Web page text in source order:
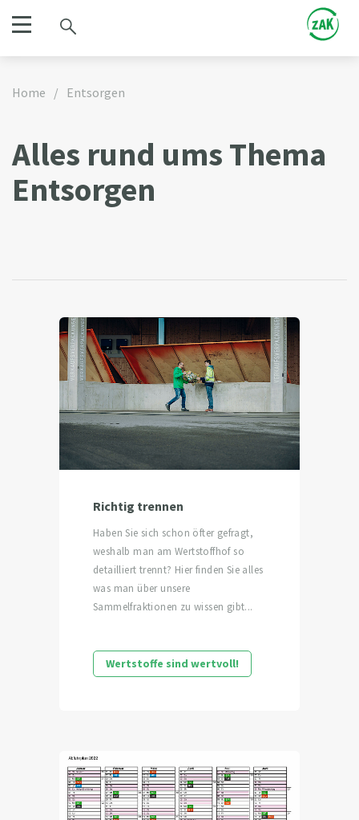
Home / Entsorgen
Alles rund ums Thema
Entsorgen
Richtig trennen
Haben Sie sich schon öfter gefragt,
weshalb man am Wertstoffhof so
detailliert trennt? Hier finden Sie alles
was man über unsere
Sammelfraktionen zu wissen gibt...
Wertstoffe sind wertvoll!